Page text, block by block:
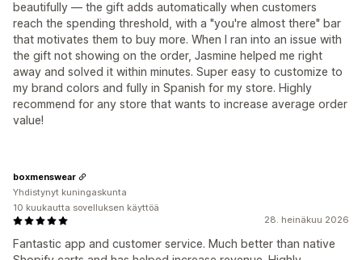
beautifully — the gift adds automatically when customers
reach the spending threshold, with a "you're almost there" bar
that motivates them to buy more. When I ran into an issue with
the gift not showing on the order, Jasmine helped me right
away and solved it within minutes. Super easy to customize to
my brand colors and fully in Spanish for my store. Highly
recommend for any store that wants to increase average order
value!
28. heinäkuu 2026
Fantastic app and customer service. Much better than native
boxmenswear
Yhdistynyt kuningaskunta
10 kuukautta sovelluksen käyttöä